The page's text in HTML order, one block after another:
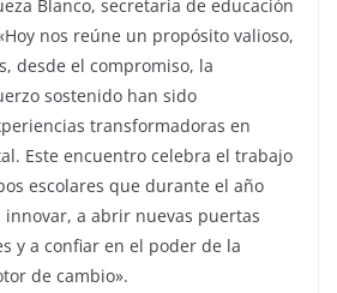
Blanco, secretaria de educación
nos reúne un propósito valioso,
desde el compromiso, la
sostenido han sido
transformadoras en
Este encuentro celebra el trabajo
escolares que durante el año
innovar, a abrir nuevas puertas
y a confiar en el poder de la
de cambio».